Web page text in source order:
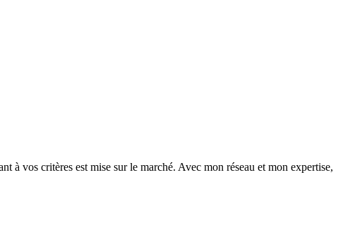
à vos critères est mise sur le marché. Avec mon réseau et mon expertise,